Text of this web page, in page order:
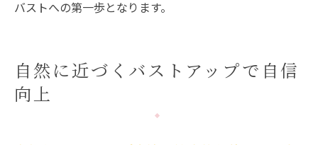
バストへの第一歩となります。
自然に近づくバストアップで自信
向上